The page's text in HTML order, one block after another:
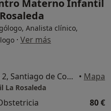
Materno Infantil
Analista clínico,
· Ver más
Rúa Antonio Casares 2, Santiago de Compostela • Mapa
La Rosaleda
80 €